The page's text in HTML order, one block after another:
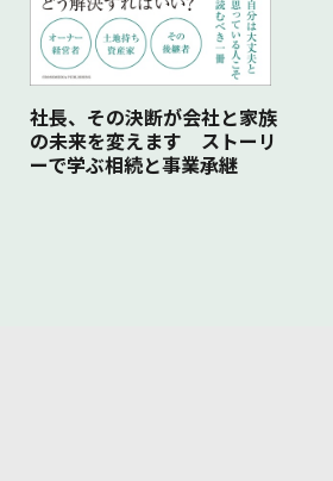
社長、その決断が会社と家族
の未来を変えます ストーリ
ーで学ぶ相続と事業承継